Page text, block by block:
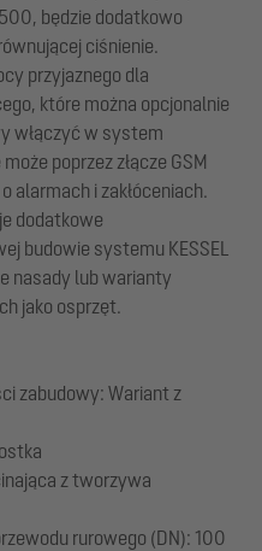
będzie dodatkowo
ciśnienie.
przyjaznego dla
które można opcjonalnie
włączyć w system
poprzez złącze GSM
alarmach i zakłóceniach.
dodatkowe
budowie systemu KESSEL
nasady lub warianty
jako osprzęt.
zabudowy: Wariant z
z tworzywa
rurowego (DN): 100